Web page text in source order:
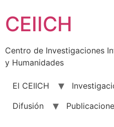
to
content
CEIICH
Centro de Investigaciones
y Humanidades
El CEIICH
Difusión